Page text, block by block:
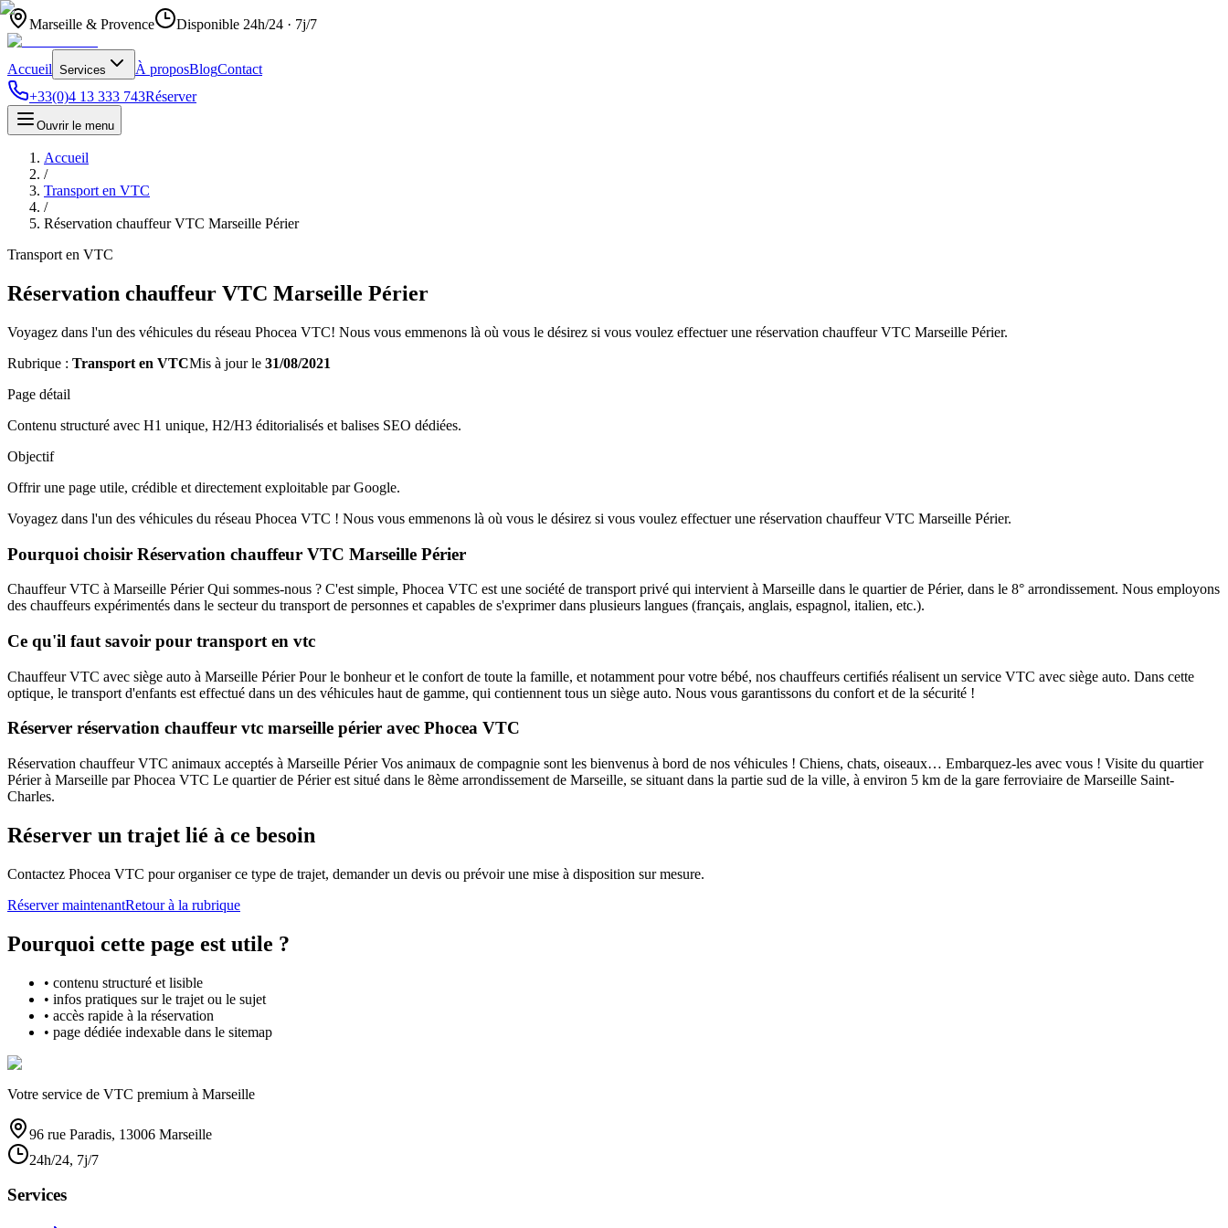
Marseille & Provence Disponible 24h/24 · 7j/7
Accueil Services À proposBlogContact
+33(0)4 13 333 743Réserver
Ouvrir le menu
Accueil
/
Transport en VTC
/
Réservation chauffeur VTC Marseille Périer
Transport en VTC
Réservation chauffeur VTC Marseille Périer
Voyagez dans l'un des véhicules du réseau Phocea VTC! Nous vous emmenons là où vous le désirez si vous voulez effectuer une réservation chauffeur VTC Marseille Périer.
Rubrique : Transport en VTCMis à jour le 31/08/2021
Page détail
Contenu structuré avec H1 unique, H2/H3 éditorialisés et balises SEO dédiées.
Objectif
Offrir une page utile, crédible et directement exploitable par Google.
Voyagez dans l'un des véhicules du réseau Phocea VTC ! Nous vous emmenons là où vous le désirez si vous voulez effectuer une réservation chauffeur VTC Marseille Périer.
Pourquoi choisir Réservation chauffeur VTC Marseille Périer
Chauffeur VTC à Marseille Périer Qui sommes-nous ? C'est simple, Phocea VTC est une société de transport privé qui intervient à Marseille dans le quartier de Périer, dans le 8° arrondissement. Nous employons
des chauffeurs expérimentés dans le secteur du transport de personnes et capables de s'exprimer dans plusieurs langues (français, anglais, espagnol, italien, etc.).
Ce qu'il faut savoir pour transport en vtc
Chauffeur VTC avec siège auto à Marseille Périer Pour le bonheur et le confort de toute la famille, et notamment pour votre bébé, nos chauffeurs certifiés réalisent un service VTC avec siège auto. Dans cette
optique, le transport d'enfants est effectué dans un des véhicules haut de gamme, qui contiennent tous un siège auto. Nous vous garantissons du confort et de la sécurité !
Réserver réservation chauffeur vtc marseille périer avec Phocea VTC
Réservation chauffeur VTC animaux acceptés à Marseille Périer Vos animaux de compagnie sont les bienvenus à bord de nos véhicules ! Chiens, chats, oiseaux… Embarquez-les avec vous ! Visite du quartier
Périer à Marseille par Phocea VTC Le quartier de Périer est situé dans le 8ème arrondissement de Marseille, se situant dans la partie sud de la ville, à environ 5 km de la gare ferroviaire de Marseille Saint-
Charles.
Réserver un trajet lié à ce besoin
Contactez Phocea VTC pour organiser ce type de trajet, demander un devis ou prévoir une mise à disposition sur mesure.
Réserver maintenantRetour à la rubrique
Pourquoi cette page est utile ?
• contenu structuré et lisible
• infos pratiques sur le trajet ou le sujet
• accès rapide à la réservation
• page dédiée indexable dans le sitemap
Votre service de VTC premium à Marseille
96 rue Paradis, 13006 Marseille
24h/24, 7j/7
Services